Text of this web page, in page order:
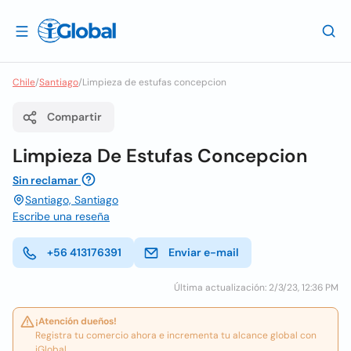
Chile/Santiago/Limpieza de estufas concepcion
Compartir
Limpieza De Estufas Concepcion
Sin reclamar
Santiago, Santiago
Escribe una reseña
+56 413176391 Enviar e-mail
Última actualización: 2/3/23, 12:36 PM
¡Atención dueños!
Registra tu comercio ahora e incrementa tu alcance global con